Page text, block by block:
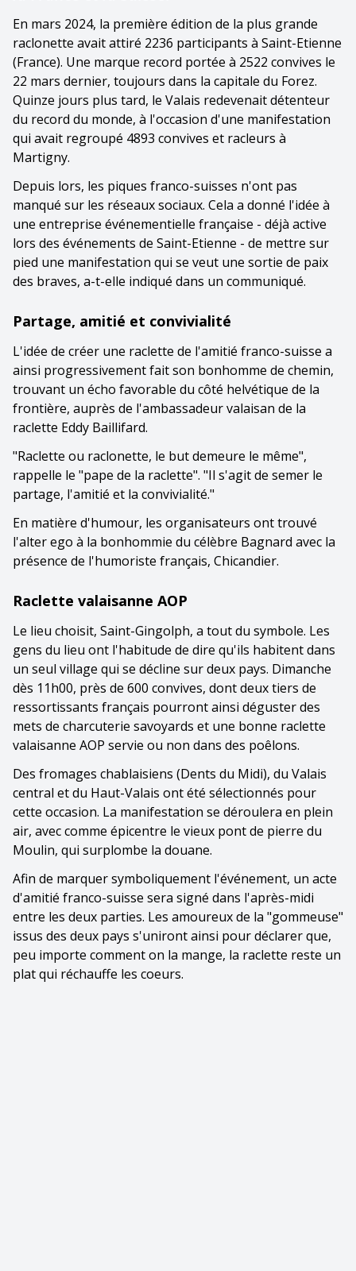
En mars 2024, la première édition de la plus grande
raclonette avait attiré 2236 participants à Saint-Etienne
(France). Une marque record portée à 2522 convives le
22 mars dernier, toujours dans la capitale du Forez.
Quinze jours plus tard, le Valais redevenait détenteur
du record du monde, à l'occasion d'une manifestation
qui avait regroupé 4893 convives et racleurs à
Martigny.
Depuis lors, les piques franco-suisses n'ont pas
manqué sur les réseaux sociaux. Cela a donné l'idée à
une entreprise événementielle française - déjà active
lors des événements de Saint-Etienne - de mettre sur
pied une manifestation qui se veut une sortie de paix
des braves, a-t-elle indiqué dans un communiqué.
Partage, amitié et convivialité
L'idée de créer une raclette de l'amitié franco-suisse a
ainsi progressivement fait son bonhomme de chemin,
trouvant un écho favorable du côté helvétique de la
frontière, auprès de l'ambassadeur valaisan de la
raclette Eddy Baillifard.
"Raclette ou raclonette, le but demeure le même",
rappelle le "pape de la raclette". "Il s'agit de semer le
partage, l'amitié et la convivialité."
En matière d'humour, les organisateurs ont trouvé
l'alter ego à la bonhommie du célèbre Bagnard avec la
présence de l'humoriste français, Chicandier.
Raclette valaisanne AOP
Le lieu choisit, Saint-Gingolph, a tout du symbole. Les
gens du lieu ont l'habitude de dire qu'ils habitent dans
un seul village qui se décline sur deux pays. Dimanche
dès 11h00, près de 600 convives, dont deux tiers de
ressortissants français pourront ainsi déguster des
mets de charcuterie savoyards et une bonne raclette
valaisanne AOP servie ou non dans des poêlons.
Des fromages chablaisiens (Dents du Midi), du Valais
central et du Haut-Valais ont été sélectionnés pour
cette occasion. La manifestation se déroulera en plein
air, avec comme épicentre le vieux pont de pierre du
Moulin, qui surplombe la douane.
Afin de marquer symboliquement l'événement, un acte
d'amitié franco-suisse sera signé dans l'après-midi
entre les deux parties. Les amoureux de la "gommeuse"
issus des deux pays s'uniront ainsi pour déclarer que,
peu importe comment on la mange, la raclette reste un
plat qui réchauffe les coeurs.